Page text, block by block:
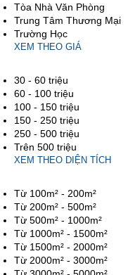
Tòa Nhà Văn Phòng
Trung Tâm Thương Mại
Trường Học
XEM THEO GIÁ
30 - 60 triệu
60 - 100 triệu
100 - 150 triệu
150 - 250 triệu
250 - 500 triệu
Trên 500 triệu
XEM THEO DIỆN TÍCH
Từ 100m² - 200m²
Từ 200m² - 500m²
Từ 500m² - 1000m²
Từ 1000m² - 1500m²
Từ 1500m² - 2000m²
Từ 2000m² - 3000m²